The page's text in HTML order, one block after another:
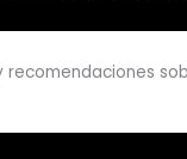
recomendaciones